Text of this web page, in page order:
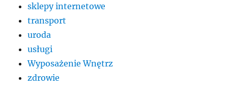
sklepy internetowe
transport
uroda
usługi
Wyposażenie Wnętrz
zdrowie